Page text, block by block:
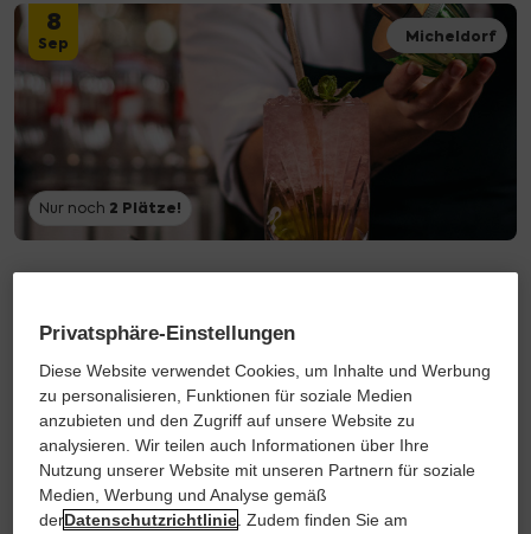
8
Sep Micheldorf
Nur noch 2 Plätze!
Aperitivo Mix & Taste
€ 6,99 Teilnahmegebühr
10
Sep
Privatsphäre-Einstellungen
Diese Website verwendet Cookies, um Inhalte und Werbung
zu personalisieren, Funktionen für soziale Medien
anzubieten und den Zugriff auf unsere Website zu
analysieren. Wir teilen auch Informationen über Ihre
Nutzung unserer Website mit unseren Partnern für soziale
Medien, Werbung und Analyse gemäß
derDatenschutzrichtlinie. Zudem finden Sie am